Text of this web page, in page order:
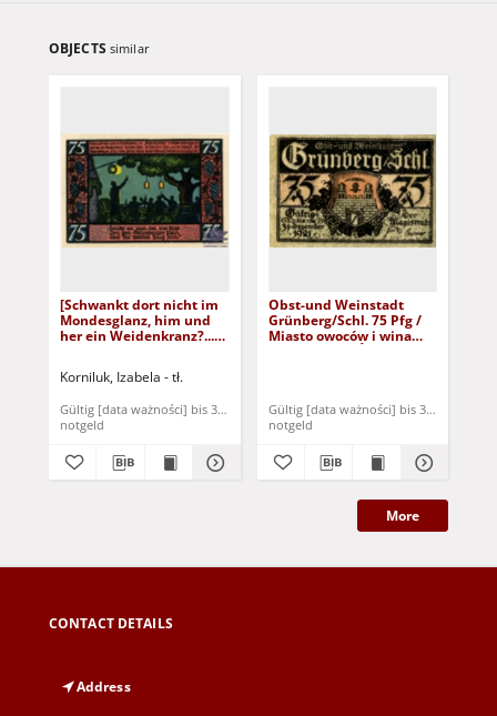
OBJECTS similar
[Schwankt dort nicht im
Mondesglanz, him und
her ein Weidenkranz?...] /
powrotem wieniec
Korniluk, Izabela - tł.
Gültig [data ważności] bis 31. Dezember 1921
notgeld
Obst-und Weinstadt
Grünberg/Schl. 75 Pfg /
Miasto owoców i wina
Gültig [data ważności] bis 31.
notgeld
More
CONTACT DETAILS
Address